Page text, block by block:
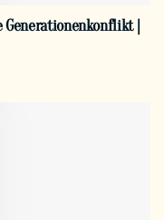
Generationenkonflikt |